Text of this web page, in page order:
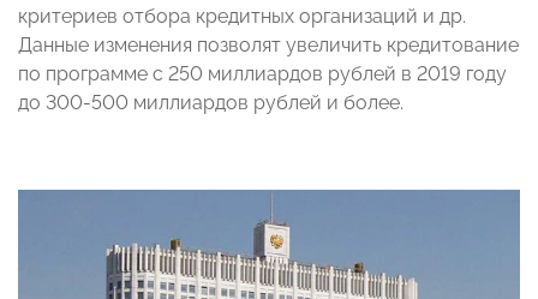
критериев отбора кредитных организаций и др.
Данные изменения позволят увеличить кредитование
по программе с 250 миллиардов рублей в 2019 году
до 300-500 миллиардов рублей и более.